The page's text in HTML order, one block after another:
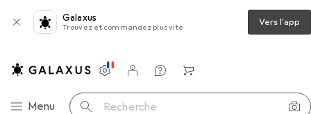
Galaxus
Trouvez et commandez plus vite Vers l'app
Navigation par catégorie
Menu Recherche
Paramètres
Compte client
Listes de comparaison
Listes d'envies
Panier